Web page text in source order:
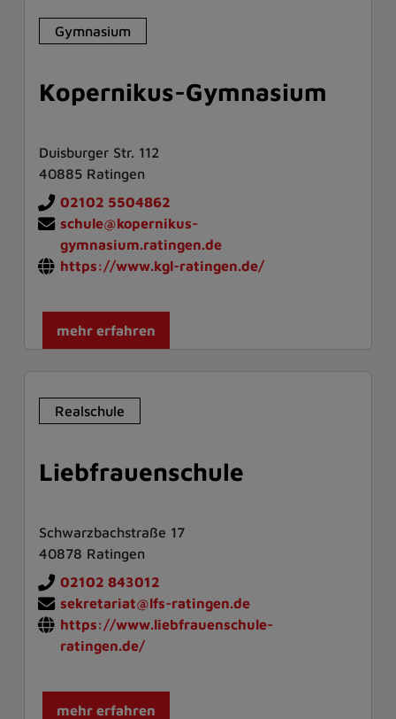
Gymnasium
Kopernikus-Gymnasium
Duisburger Str. 112
40885 Ratingen
02102 5504862
schule@kopernikus-
gymnasium.ratingen.de
https://www.kgl-ratingen.de/
mehr erfahren
Realschule
Liebfrauenschule
Schwarzbachstraße 17
40878 Ratingen
02102 843012
sekretariat@lfs-ratingen.de
https://www.liebfrauenschule-
ratingen.de/
mehr erfahren